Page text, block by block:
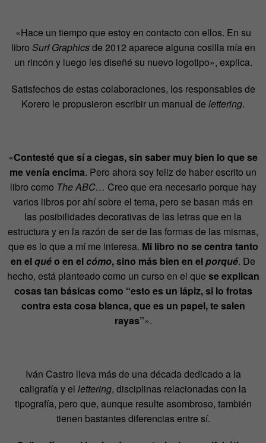
«Hace un tiempo que estoy en contacto con ellos. En su
libro Surf Graphicsde 2012 aparece alguna cosilla mía en
un rincón y luego les diseñé su nuevo logotipo», explica.
Satisfechos de estas colaboraciones, los responsables de
Korero le propusieron escribir un manual de lettering.
«Contesté que sí a ciegas, sin saber muy bien lo que se
me venía encima. Pero ahora soy feliz de haber escrito un
libro como The ABC… Creo que era necesario porque hay
varios libros por ahí sobre el tema, pero se basan más en
las posibilidades decorativas de las letras que en la
estructura y en la razón de ser de las formas de las mismas,
que es lo que a mí me interesa. Mi libro no se centra tanto
en elquéo en elcómo, sino más bien en elporqué. De
hecho, está planteado como un curso en el que se explican
cosas tan básicas como “esto es un lápiz, si lo frotas
contra esta cosa blanca, que es un papel, te salen
rayas”».
Iván Castro lleva más de una década dedicado a la
caligrafía y el lettering, disciplinas relacionadas con la
tipografía, pero que, aunque resulte asombroso, también
tienen bastantes diferencias entre sí.